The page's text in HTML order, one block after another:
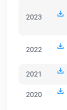
2023
2022
2021
2020